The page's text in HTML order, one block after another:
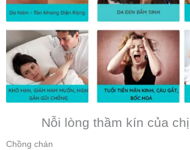
Nỗi lòng thầm kín của
Chồng chán